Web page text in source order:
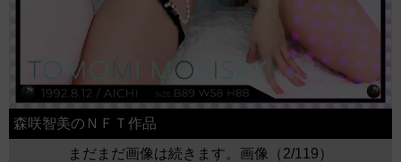
森咲智美のＮＦＴ作品
まだまだ画像は続きます。画像（2/119）